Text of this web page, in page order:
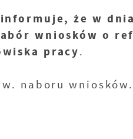
że w
wniosków o
pracy.
naboru wniosków.